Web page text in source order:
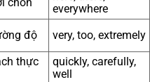
everywhere
độ
very, too, extremely
thực
quickly, carefully,
well